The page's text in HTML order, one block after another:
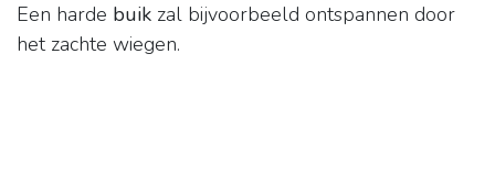
Een harde buik zal bijvoorbeeld ontspannen door
het zachte wiegen.